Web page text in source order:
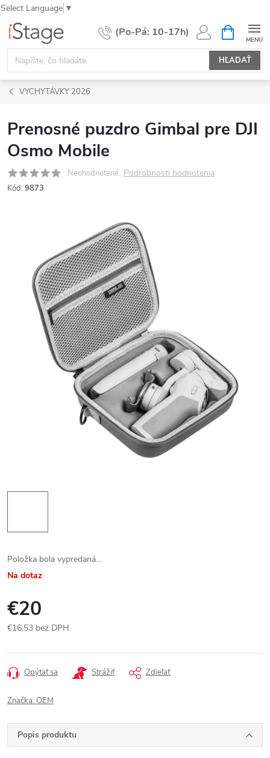
Select Language ▼
Prejsť
obsah
HĽADAŤ
KOŠÍK
VYCHYTÁVKY 2026
Prenosné puzdro Gimbal pre DJI
Osmo Mobile
Neohodnotené Podrobnosti hodnotenia
Kód: 9873
Položka bola vypredaná…
Na dotaz
€20
€16,53 bez DPH
cena:
Opýtať sa Strážiť Zdieľať
Značka: OEM
Popis produktu